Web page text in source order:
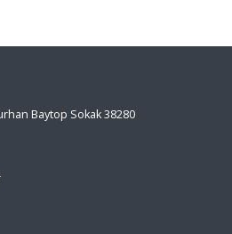
Baytop Sokak 38280